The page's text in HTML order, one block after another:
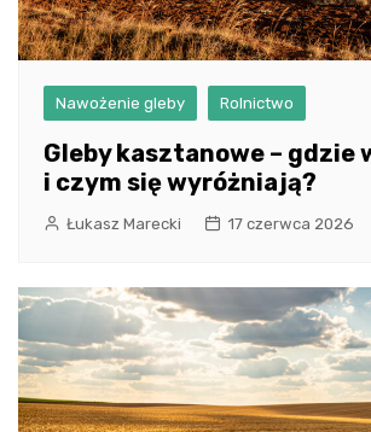
Nawożenie gleby Rolnictwo
Gleby kasztanowe – gdzie
i czym się wyróżniają?
Łukasz Marecki 17 czerwca 2026